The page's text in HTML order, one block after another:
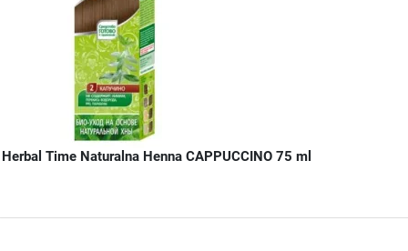
Herbal Time Naturalna Henna CAPPUCCINO 75 ml